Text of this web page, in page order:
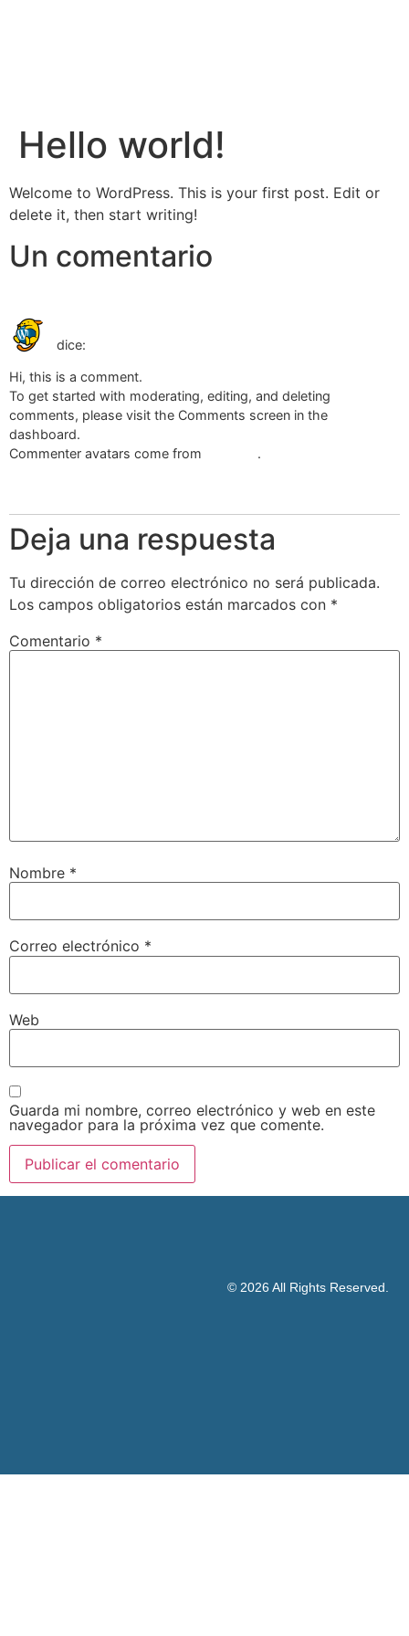
Hello world!
Welcome to WordPress. This is your first post. Edit or
delete it, then start writing!
Un comentario
dice:
Hi, this is a comment.
To get started with moderating, editing, and deleting
comments, please visit the Comments screen in the
dashboard.
Commenter avatars come from
.
Deja una respuesta
Tu dirección de correo electrónico no será publicada.
Los campos obligatorios están marcados con *
Comentario *
Nombre *
Correo electrónico *
Web
Guarda mi nombre, correo electrónico y web en este
navegador para la próxima vez que comente.
© 2026 All Rights Reserved.